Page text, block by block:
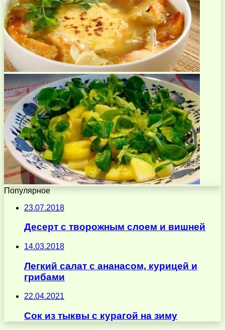
Популярное
23.07.2018
Десерт с творожным слоем и вишней
14.03.2018
Легкий салат с ананасом, курицей и
грибами
22.04.2021
Сок из тыквы с курагой на зиму